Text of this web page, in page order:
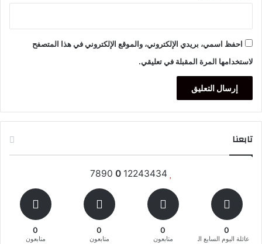
احفظ اسمي، بريدي الإلكتروني، والموقع الإلكتروني في هذا المتصفح
لاستخدامها المرة المقبلة في تعليقي.
تابعنا
12243434
0
0
عائلة اليوم السابع المغربية
0
متابعون
0
متابعون
0
متابعون